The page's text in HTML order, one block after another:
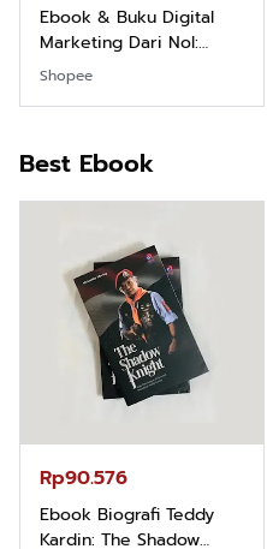
Ebook & Buku Digital
Marketing Dari Nol:
Fondasi & Mindset untuk
Pemula
Shopee
Best Ebook
Rp90.576
Ebook Biografi Teddy
Kardin: The Shadow